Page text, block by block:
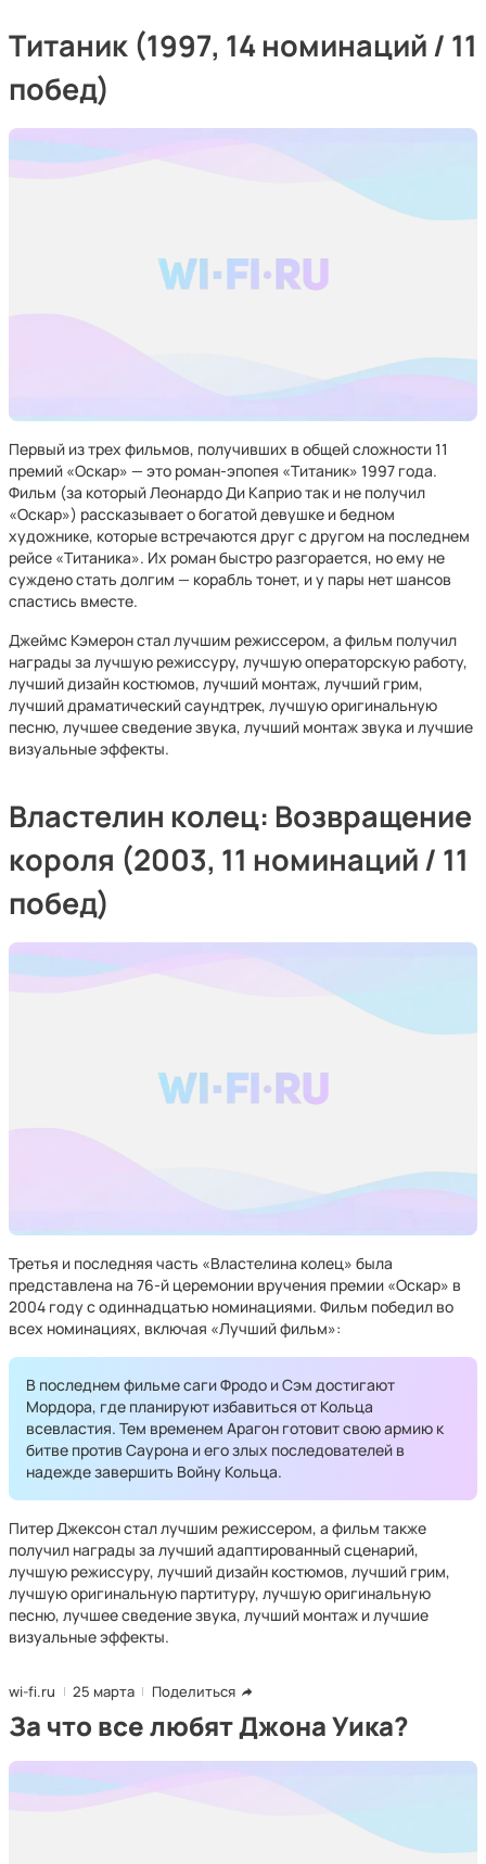
Титаник (1997, 14 номинаций / 11
побед)
Первый из трех фильмов, получивших в общей сложности 11
премий «Оскар» — это роман-эпопея «Титаник» 1997 года.
Фильм (за который Леонардо Ди Каприо так и не получил
«Оскар») рассказывает о богатой девушке и бедном
художнике, которые встречаются друг с другом на последнем
рейсе «Титаника». Их роман быстро разгорается, но ему не
суждено стать долгим — корабль тонет, и у пары нет шансов
спастись вместе.
Джеймс Кэмерон стал лучшим режиссером, а фильм получил
награды за лучшую режиссуру, лучшую операторскую работу,
лучший дизайн костюмов, лучший монтаж, лучший грим,
лучший драматический саундтрек, лучшую оригинальную
песню, лучшее сведение звука, лучший монтаж звука и лучшие
визуальные эффекты.
Властелин колец: Возвращение
короля (2003, 11 номинаций / 11
побед)
Третья и последняя часть «Властелина колец» была
представлена на 76-й церемонии вручения премии «Оскар» в
2004 году с одиннадцатью номинациями. Фильм победил во
всех номинациях, включая «Лучший фильм»:
В последнем фильме саги Фродо и Сэм достигают
Мордора, где планируют избавиться от Кольца
всевластия. Тем временем Арагон готовит свою армию к
битве против Саурона и его злых последователей в
надежде завершить Войну Кольца.
Питер Джексон стал лучшим режиссером, а фильм также
получил награды за лучший адаптированный сценарий,
лучшую режиссуру, лучший дизайн костюмов, лучший грим,
лучшую оригинальную партитуру, лучшую оригинальную
песню, лучшее сведение звука, лучший монтаж и лучшие
визуальные эффекты.
wi-fi.ru 25 марта Поделиться
За что все любят Джона Уика?